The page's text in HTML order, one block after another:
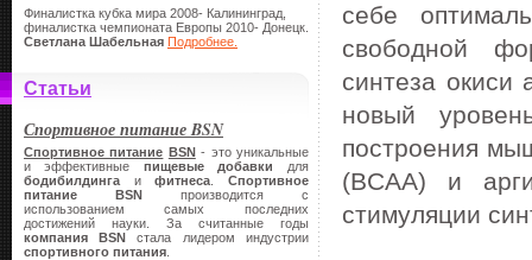
Финалистка кубка мира 2008- Калининград,
финалистка чемпионата Европы 2010- Донецк.
Светлана Шабельная Подробнее.
Статьи
Спортивное питание BSN
Спортивное питание BSN- это уникальные
и эффективные пищевые добавки
для
бодибилдинга ифитнеса .Спортивное
питание
BSN производится с
использованием самых последних
достижений науки. За считанные годы
компания
BSN стала лидером индустрии
спортивного питания
себе
свободной
синтеза окиси
новый
построения
(BCAA) и
стимуляции